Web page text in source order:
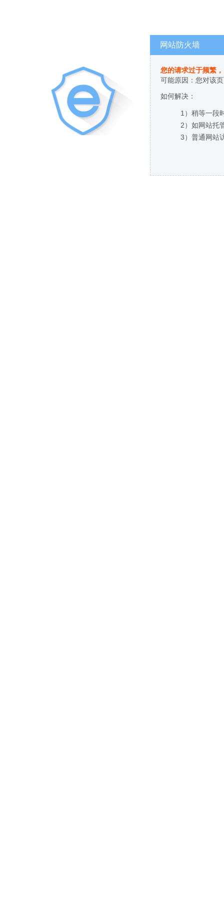
网站防火墙
您的请求过于频繁
可能原因：您对该
如何解决：
1）稍等一段
2）如网站托
3）普通网站